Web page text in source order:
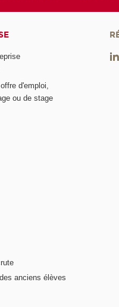
d'emploi,
ou de stage
anciens élèves